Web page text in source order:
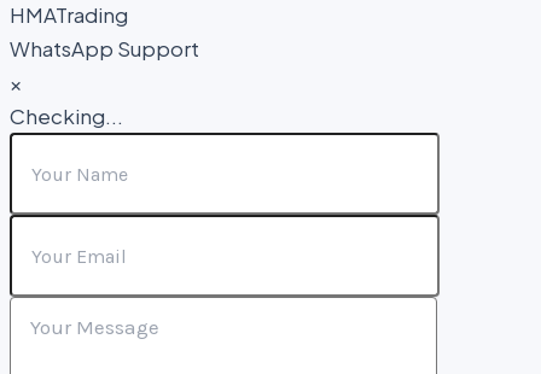
HMATrading
WhatsApp Support
×
Checking...